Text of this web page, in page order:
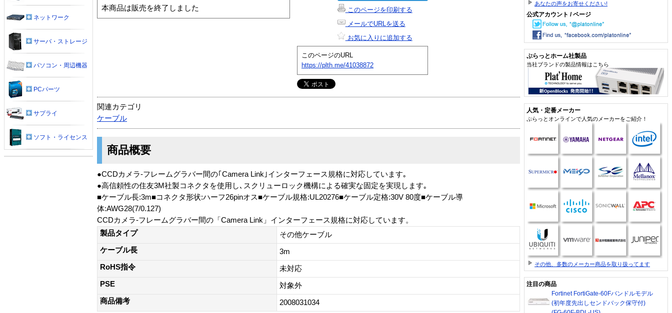
本商品は販売を終了しました
このページを印刷する
メールでURLを送る
お気に入りに追加する
このページのURL
https://plth.me/41038872
関連カテゴリ
ケーブル
商品概要
●CCDカメラ-フレームグラバー間の｢Camera Link｣インターフェース規格に対応しています｡
●高信頼性の住友3M社製コネクタを使用し､スクリューロック機構による確実な固定を実現します｡
■ケーブル長:3m■コネクタ形状:ハーフ26pinオス■ケーブル規格:UL20276■ケーブル定格:30V 80度■ケーブル導
体:AWG28(7/0.127)
CCDカメラ-フレームグラバー間の「Camera Link」インターフェース規格に対応しています。
製品タイプ
その他ケーブル
ケーブル長
3m
RoHS指令
未対応
PSE
対象外
商品備考
2008031034
ネットワーク
サーバ・ストレージ
パソコン・周辺機器
PCパーツ
サプライ
ソフト・ライセンス
あなたの声をお寄せください!
公式アカウント / ページ
ぷらっとホーム社製品
当社ブランドの製品情報はこちら
人気・定番メーカー
ぷらっとオンラインで人気のメーカーをご紹介！
その他、多数のメーカー商品を取り扱ってます
注目の商品
Fortinet FortiGate-60Fバンドルモデル
(初年度先出しセンドバック保守付)